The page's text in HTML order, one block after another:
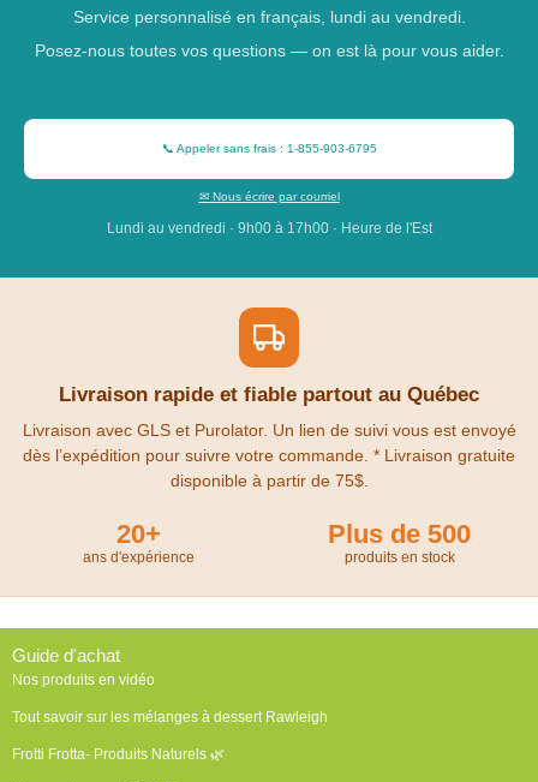
Service personnalisé en français, lundi au vendredi.
Posez-nous toutes vos questions — on est là pour vous aider.
📞 Appeler sans frais : 1-855-903-6795
✉ Nous écrire par courriel
Lundi au vendredi · 9h00 à 17h00 · Heure de l'Est
Livraison rapide et fiable partout au Québec
Livraison avec GLS et Purolator. Un lien de suivi vous est envoyé
dès l’expédition pour suivre votre commande. * Livraison gratuite
disponible à partir de 75$.
20+
ans d'expérience
Plus de 500
produits en stock
Guide d'achat
Nos produits en vidéo
Tout savoir sur les mélanges à dessert Rawleigh
Frotti Frotta- Produits Naturels 🌿